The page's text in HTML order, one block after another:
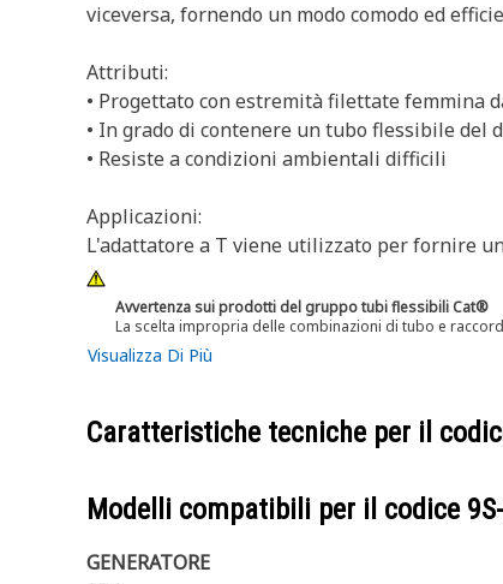
viceversa, fornendo un modo comodo ed
Attributi:
• Progettato con estremità filettate femmina
• In grado di contenere un tubo flessibile del
• Resiste a condizioni ambientali difficili
Applicazioni:
L'adattatore a T viene utilizzato per fornire
Avvertenza sui prodotti del gruppo tubi flessibili Cat®
La scelta impropria delle combinazioni di tubo e
Visualizza Di Più
Caratteristiche tecniche per il
Modelli compatibili per il codice
GENERATORE